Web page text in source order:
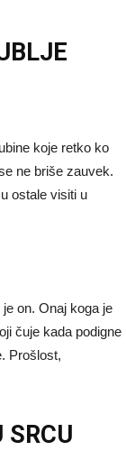
koje retko ko
ne briše zauvek.
ostale visiti u
on. Onaj koga je
čuje kada podigne
Prošlost,
SRCU